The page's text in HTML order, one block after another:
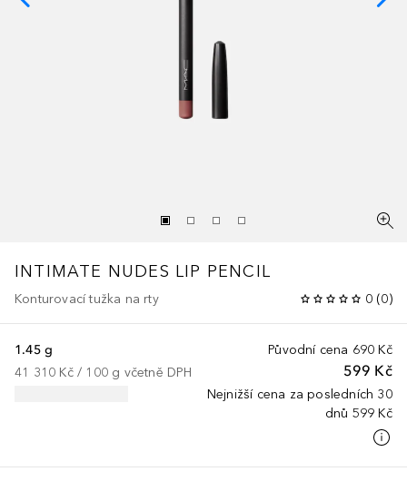
INTIMATE NUDES LIP PENCIL
Konturovací tužka na rty 0 (0)
Původní cena 690 Kč
599 Kč
Nejnižší cena za posledních 30
dnů 599 Kč
1.45 g
41 310 Kč / 100 g včetně DPH